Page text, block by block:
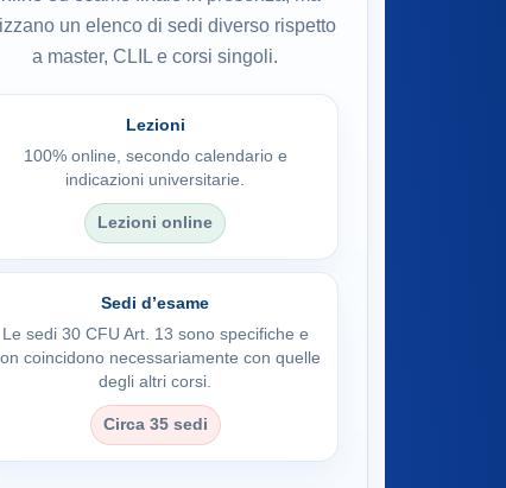
un elenco di sedi diverso rispetto
a master, CLIL e corsi singoli.
Lezioni
100% online, secondo calendario e
indicazioni universitarie.
Lezioni online
Sedi d’esame
Le sedi 30 CFU Art. 13 sono specifiche e
coincidono necessariamente con quelle
degli altri corsi.
Circa 35 sedi